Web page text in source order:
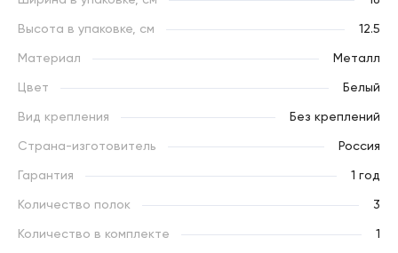
Высота в упаковке, см 12.5
Материал Металл
Цвет Белый
Вид крепления Без креплений
Страна-изготовитель Россия
Гарантия 1 год
Количество полок 3
Количество в комплекте 1